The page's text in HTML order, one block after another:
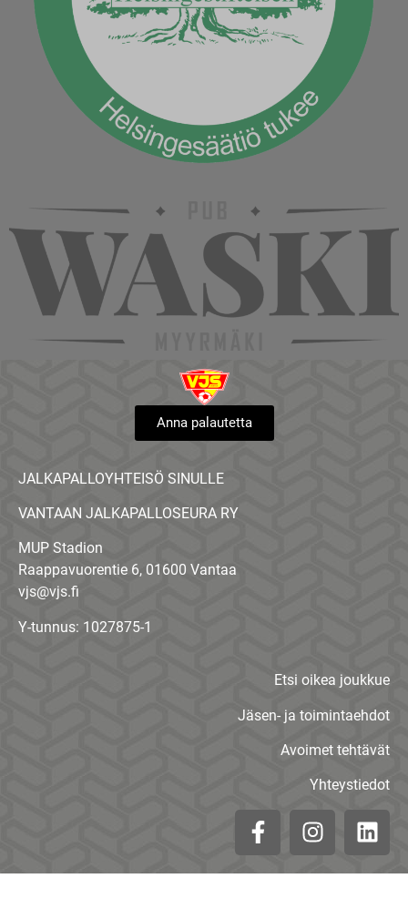
Anna palautetta
JALKAPALLOYHTEISÖ SINULLE
VANTAAN JALKAPALLOSEURA RY
MUP Stadion
Raappavuorentie 6, 01600 Vantaa
vjs@vjs.fi
Y-tunnus: 1027875-1
Etsi oikea joukkue
Jäsen- ja toimintaehdot
Avoimet tehtävät
Yhteystiedot